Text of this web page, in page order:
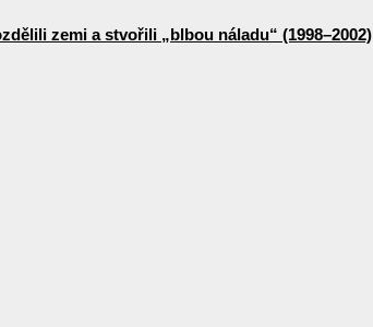
zemi a stvořili „blbou náladu“ (1998–2002)